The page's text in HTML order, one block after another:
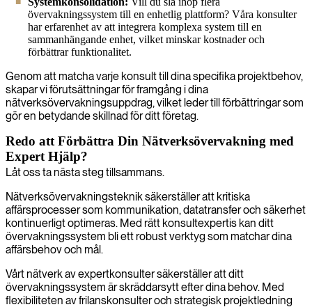
övervakningssystem till en enhetlig plattform? Våra konsulter
har erfarenhet av att integrera komplexa system till en
sammanhängande enhet, vilket minskar kostnader och
förbättrar funktionalitet.
Genom att matcha varje konsult till dina specifika projektbehov,
skapar vi förutsättningar för framgång i dina
nätverksövervakningsuppdrag, vilket leder till förbättringar som
gör en betydande skillnad för ditt företag.
Redo att Förbättra Din Nätverksövervakning med
Expert Hjälp?
Låt oss ta nästa steg tillsammans.
Nätverksövervakningsteknik säkerställer att kritiska
affärsprocesser som kommunikation, datatransfer och säkerhet
kontinuerligt optimeras. Med rätt konsultexpertis kan ditt
övervakningssystem bli ett robust verktyg som matchar dina
affärsbehov och mål.
Vårt nätverk av expertkonsulter säkerställer att ditt
övervakningssystem är skräddarsytt efter dina behov. Med
flexibiliteten av frilanskonsulter och strategisk projektledning